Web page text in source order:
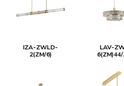
IZA-ZWLD-
2(ZM/6)
LAV-
6(ZM)44/